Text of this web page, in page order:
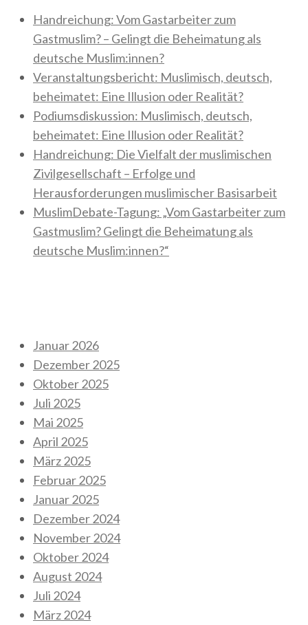
Handreichung: Vom Gastarbeiter zum
Gastmuslim? – Gelingt die Beheimatung als
deutsche Muslim:innen?
Veranstaltungsbericht: Muslimisch, deutsch,
beheimatet: Eine Illusion oder Realität?
Podiumsdiskussion: Muslimisch, deutsch,
beheimatet: Eine Illusion oder Realität?
Handreichung: Die Vielfalt der muslimischen
Zivilgesellschaft – Erfolge und
Herausforderungen muslimischer Basisarbeit
MuslimDebate-Tagung: „Vom Gastarbeiter zum
Gastmuslim? Gelingt die Beheimatung als
deutsche Muslim:innen?“
Januar 2026
Dezember 2025
Oktober 2025
Juli 2025
Mai 2025
April 2025
März 2025
Februar 2025
Januar 2025
Dezember 2024
November 2024
Oktober 2024
August 2024
Juli 2024
März 2024